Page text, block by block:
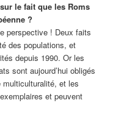
le fait que les Roms
?
perspective ! Deux faits
des populations, et
depuis 1990. Or les
sont aujourd’hui obligés
et les
et peuvent